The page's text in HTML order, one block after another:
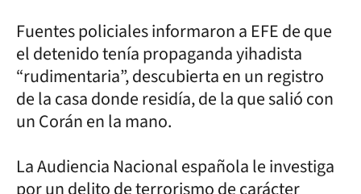
Fuentes policiales informaron a EFE de que
el detenido tenía propaganda yihadista
“rudimentaria”, descubierta en un registro
de la casa donde residía, de la que salió con
un Corán en la mano.
La Audiencia Nacional española le investiga